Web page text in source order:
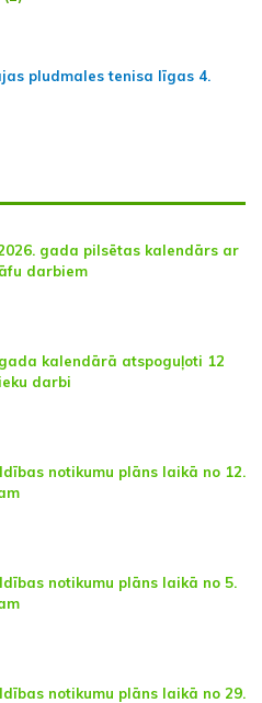
pludmales tenisa līgas 4.
gada pilsētas kalendārs ar
darbiem
kalendārā atspoguļoti 12
darbi
notikumu plāns laikā no 12.
notikumu plāns laikā no 5.
notikumu plāns laikā no 29.